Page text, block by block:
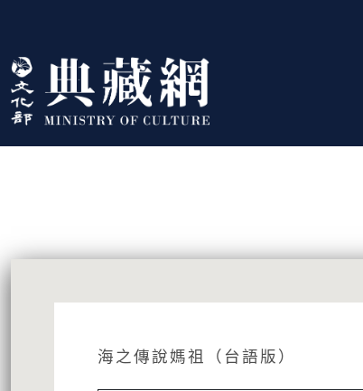
:::
海之傳說媽祖（台語版）